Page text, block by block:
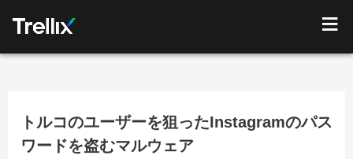
トルコのユーザーを狙ったInstagramのパス
ワードを盗むマルウェア